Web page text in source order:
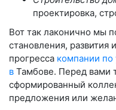
проектировка,
Вот так лаконично мы
становления, развития
прогресса компании по
в Тамбове. Перед вами
сформированный
предложения или